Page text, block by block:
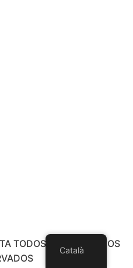
TODOS LOS DERECHOS
Català